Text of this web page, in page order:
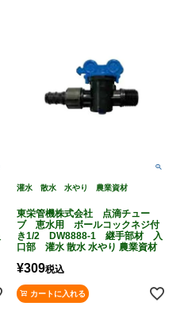
灌水 散水 水やり 農業資材
東栄管機株式会社 点滴チュー
ブ 恵水用 ボールコックネジ付
き1/2 DW8888-1 継手部材 入
口部 灌水 散水 水やり 農業資材
¥309税込
カートに入れる